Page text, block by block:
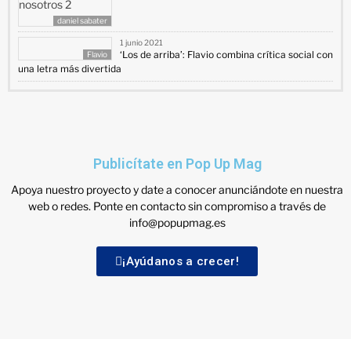
daniel sabater
Flavio
1 junio 2021
‘Los de arriba’: Flavio combina crítica social con
una letra más divertida
Publicítate en Pop Up Mag
Apoya nuestro proyecto y date a conocer anunciándote en nuestra
web o redes. Ponte en contacto sin compromiso a través de
info@popupmag.es
¡Ayúdanos a crecer!